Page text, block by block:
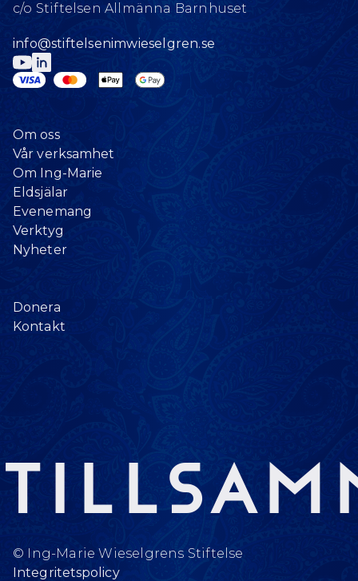
c/o Stiftelsen Allmänna Barnhuset
info@stiftelsenimwieselgren.se
Om oss
Vår verksamhet
Om Ing-Marie
Eldsjälar
Evenemang
Verktyg
Nyheter
Donera
Kontakt
© Ing-Marie Wieselgrens Stiftelse
Integritetspolicy